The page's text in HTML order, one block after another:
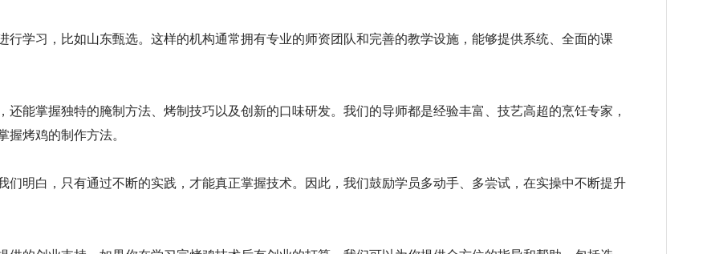
行学习，比如山东甄选。这样的机构通常拥有专业的师资团队和完善的教学设施，能够提供系统、全面的课
能掌握独特的腌制方法、烤制技巧以及创新的口味研发。我们的导师都是经验丰富、技艺高超的烹饪专家，
握烤鸡的制作方法。
们明白，只有通过不断的实践，才能真正掌握技术。因此，我们鼓励学员多动手、多尝试，在实操中不断提升